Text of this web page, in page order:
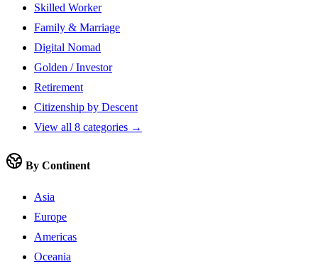
Skilled Worker
Family & Marriage
Digital Nomad
Golden / Investor
Retirement
Citizenship by Descent
View all 8 categories →
By Continent
Asia
Europe
Americas
Oceania